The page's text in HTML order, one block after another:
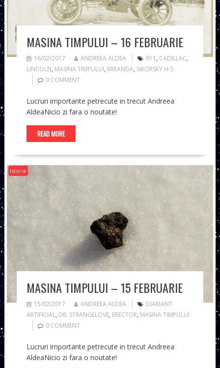
MASINA TIMPULUI – 16 FEBRUARIE
16/02/2017 ANDREEA ALDEA 911 , CADILLAC,
LINCOLN, MASINA TIMPULUI, MIRANDA, SIKORSKY H-5
0 COMMENT
Lucruri importante petrecute in trecut Andreea
AldeaNicio zi fara o noutate!
READ MORE
Istorie
MASINA TIMPULUI – 15 FEBRUARIE
15/02/2017 ANDREEA ALDEA
DIAMANT
ARTIFICIAL, DR. STRANGELOVE, ERECTOR, MASINA TIMPULUI
0 COMMENT
Lucruri importante petrecute in trecut Andreea
AldeaNicio zi fara o noutate!